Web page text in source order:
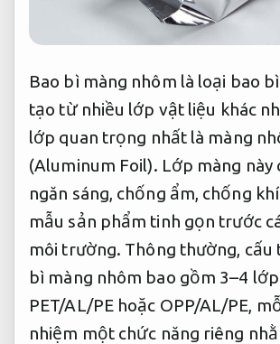
Bao bì màng nhôm là loại bao
tạo từ nhiều lớp vật liệu khác
lớp quan trọng nhất là màng
(Aluminum Foil). Lớp màng này
ngăn sáng, chống ẩm, chống
mẫu sản phẩm tinh gọn trước
môi trường. Thông thường, cấu
bì màng nhôm bao gồm 3–4
PET/AL/PE hoặc OPP/AL/PE,
nhiệm một chức năng riêng